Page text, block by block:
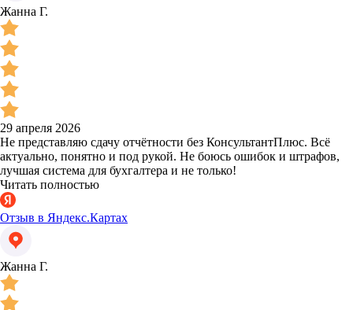
Жанна Г.
29 апреля 2026
Не представляю сдачу отчётности без КонсультантПлюс. Всё
актуально, понятно и под рукой. Не боюсь ошибок и штрафов,
лучшая система для бухгалтера и не только!
Читать полностью
Отзыв в Яндекс.Картах
Жанна Г.